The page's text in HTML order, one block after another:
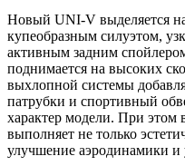
Новый UNI-V выделяется
купеобразным силуэтом,
активным задним
поднимается на высоких
выхлопной системы
патрубки и спортивный
характер модели. При этом
выполняет не только
улучшение аэродинамики и